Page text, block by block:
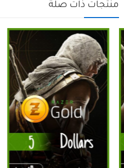
منتجات ذات صلة